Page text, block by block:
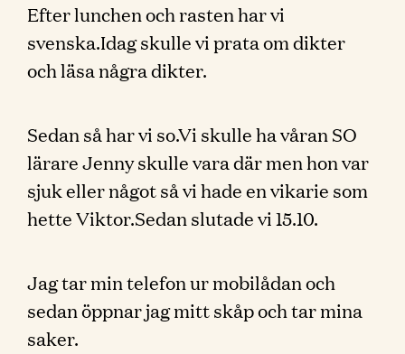
Efter lunchen och rasten har vi
svenska.Idag skulle vi prata om dikter
och läsa några dikter.
Sedan så har vi so.Vi skulle ha våran SO
lärare Jenny skulle vara där men hon var
sjuk eller något så vi hade en vikarie som
hette Viktor.Sedan slutade vi 15.10.
Jag tar min telefon ur mobilådan och
sedan öppnar jag mitt skåp och tar mina
saker.